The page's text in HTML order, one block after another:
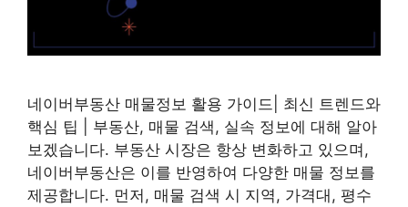
네이버부동산 매물정보 활용 가이드| 최신 트렌드와
핵심 팁 | 부동산, 매물 검색, 실속 정보에 대해 알아
보겠습니다. 부동산 시장은 항상 변화하고 있으며,
네이버부동산은 이를 반영하여 다양한 매물 정보를
제공합니다. 먼저, 매물 검색 시 지역, 가격대, 평수